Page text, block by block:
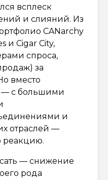
всплеск
и слияний. Из
CANarchy
и Cigar City,
спроса,
за
вместо
— с большими
и
отраслей —
реакцию.
— снижение
рода